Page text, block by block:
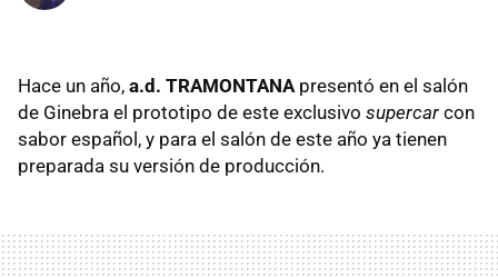
Hace un año, a.d. TRAMONTANApresentó en el salón
de Ginebra el prototipo de este exclusivo supercar con
sabor español, y para el salón de este año ya tienen
preparada su versión de producción.